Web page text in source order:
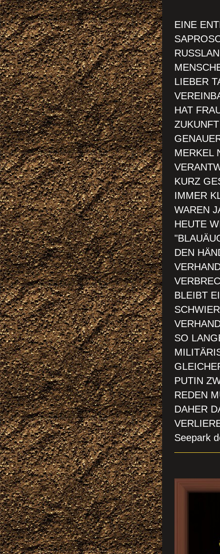
EINE
LIEBER
HAT
MERKEL
KURZ
IMMER
WAREN
HEUTE
DEN
BLEIBT
SO
PUTIN
REDEN
DAHER
Seepark